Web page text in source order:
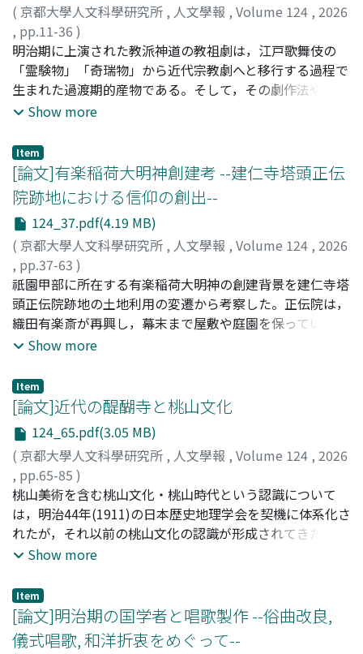
( 京都大學人文科學研究所 , 人文學報 , Volume 124 , 2026
, pp.11-36 )
金, 智慧;KIM, J.;40903670;キム, ジヘ
明治期に上演された教派神道の教祖劇は，江戸歌舞伎の
「霊験物」「奇瑞物」から近代宗教劇へと移行する過程で
生まれた過渡期的産物である。そして，その劇作法や上演
実態の変化は，大正以降に生成・発達した宗教劇や宗教文
やその思想および教理が芝居の題材となった教祖劇の上演
は，神道十三派のうち禊教，天理教，金光教の三派の事例
が確認されるが，禊教・金光教教祖劇が興行主体の信仰心
に基づいて企画されたのに対し，天理教教祖劇の場合はそ
の性質が大きく異なっている。天理教は教祖中山みきが天
啓を受けて「神のやしろ」の役目を授かって以来教勢を拡
大したが，明治期に入ると世間からの誹謗中傷や国家権力
による迫害・弾圧を相次いで受けた。天理教団はこうした
否定的な社会的認識を改めるべく，教義の成文化や教祖伝
の編纂，社会福祉活動などを推進し，やがて1908年(明治
41)一派独立を果たした。その過程で，一派独立を記念
る教祖劇が10回上演されている。本稿では，比較的資料が
多く残っている大阪角座・東京東京座における歌舞伎「天
理教祖伝」の興行実態とその評判を分析した。その結果，
作品を提供した作者と舞台で演じた役者はいずれも天理教
と無縁であり，宗教劇としての集客性を利用していたこと
が明らかとなった。他方，受容の側面をみると，信徒によ
る団体見物が大規模の観客動員につながり，観劇する間，
彼らの宗教意識が鼓舞された様子が当時の劇評から窺え
る。もとより宗教劇から商業演劇としての性格を排除する
ことは難しく，近世期の日蓮物も天理教の教祖劇も，宗教
とは別に，天理教教祖劇が観客側に信仰心を注ぎ込み，舞
台が集団信仰を形成する場として化した点は，近世期の宗
教劇とは一線を画す新しい受容のあり方であったといえ
Show more
Item
[論文]有楽稲荷大明神創建考 --建仁寺塔頭正伝
院跡地における信仰の創出--
124_37.pdf(4.19 MB)
( 京都大學人文科學研究所 , 人文學報 , Volume 124 , 2026
, pp.37-63 )
岡田, 万里子;OKADA, M.;オカダ, マリコ
祇園甲部に所在する有楽稲荷大明神の創建背景を建仁寺塔
頭正伝院跡地の土地利用の変遷から考察した。正伝院は，
織田有楽斎が再興し，幕末まで屋敷や庭園を保っていた
が，維新後の社寺領上知で祇園新地に払い下げられた。正
りの茶席に利用された。明治20(1887)年頃からは貸席「有
楽館」となり，明治28年の第4回勧業博覧会に際して「待
賓倶楽部」となり，その後も「京都倶楽部」として活用さ
れた。正伝院の敷地には，有楽斎の墓も残されており，明
治20年代後半頃から，祇園甲部は有楽忌を催してきてい
る。この間，旧正伝院の隣には本格的劇場として開場した
祇園座が建ち，地域は遊興地として整備されてきた。祇園
新地は，正伝院跡地を最大限利用して，地域を高尚化して
きたともいうことができる。しかし，明治35年には正伝院
跡地が売却され，41年に松竹合名会社の大谷竹次郎らの所
を不要なものとして処分した。大谷の急激な開発は批判的
に受け止められたようだ。決定的だったのは，大正元
(1912)年11月の火災である。松竹所有地の貸座敷のみを焼
Show more
Item
[論文]近代の醍醐寺と桃山文化
124_65.pdf(3.05 MB)
( 京都大學人文科學研究所 , 人文學報 , Volume 124 , 2026
, pp.65-85 )
田中, 直子;TANAKA, N.;タナカ, ナオコ
桃山美術を含む桃山文化・桃山時代という認識について
は，明治44年(1911)の日本歴史地理学会を契機に体系化さ
れたが，それ以前の桃山文化の認識が形成されてきた過程
については論じられてこなかった。本稿では，その代表的
化認識の萌芽について，②明治28年(1895)の京都の祝祭年
における桃山文化認識の一般化について，③歴史調査にお
いて醍醐寺三宝院が桃山時代の代表的遺構とされる過程に
ついて，京都府行政文書や什宝の展観記録を史料として論
Show more
Item
[論文]明治期の国学者と唱歌製作 --俗曲改良,
儀式唱歌, 和洋折衷をめぐって--